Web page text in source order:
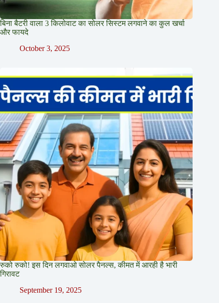
बिना बैटरी वाला 3 किलोवाट का सोलर सिस्टम लगवाने का कुल खर्चा
और फायदे
October 3, 2025
रुको रुको! इस दिन लगवाओ सोलर पैनल्स, कीमत में आरही है भारी
गिरावट
September 19, 2025